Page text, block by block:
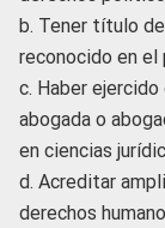
b. Tener título
reconocido en el
c. Haber
abogada o
en ciencias
d. Acreditar
derechos